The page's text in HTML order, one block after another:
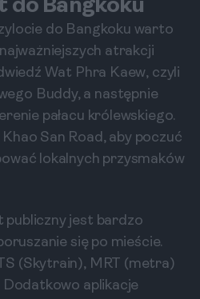
do Bangkoku
do Bangkoku warto
atrakcji
Wat Phra Kaew, czyli
Buddy, a następnie
pałacu królewskiego.
San Road, aby poczuć
lokalnych przysmaków
jest bardzo
się po mieście.
(Skytrain), MRT (metra)
aplikacje